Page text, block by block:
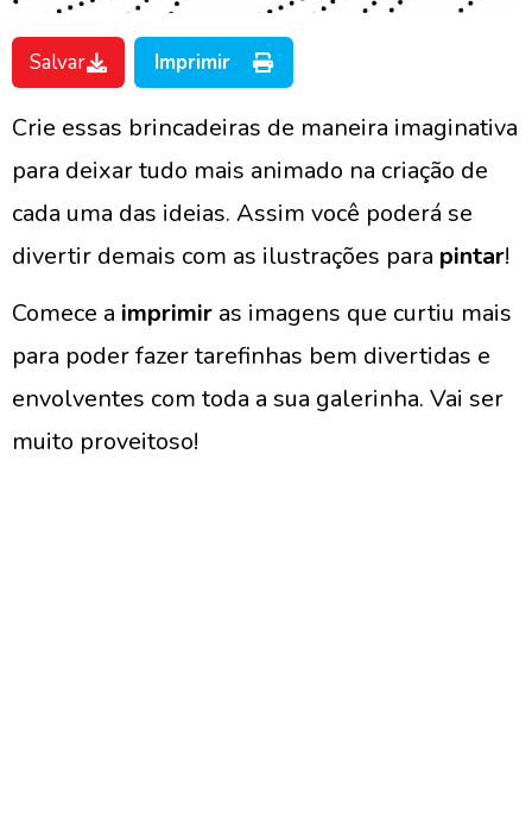
Salvar Imprimir
Crie essas brincadeiras de maneira imaginativa
para deixar tudo mais animado na criação de
cada uma das ideias. Assim você poderá se
divertir demais com as ilustrações para pintar!
Comece a imprimir as imagens que curtiu mais
para poder fazer tarefinhas bem divertidas e
envolventes com toda a sua galerinha. Vai ser
muito proveitoso!